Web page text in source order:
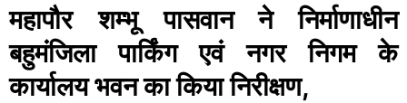
महापौर शम्‍भू पासवान ने निर्माणाधीन
बहुमंजिला पार्किंग एवं नगर निगम के
कार्यालय भवन का किया निरीक्षण,